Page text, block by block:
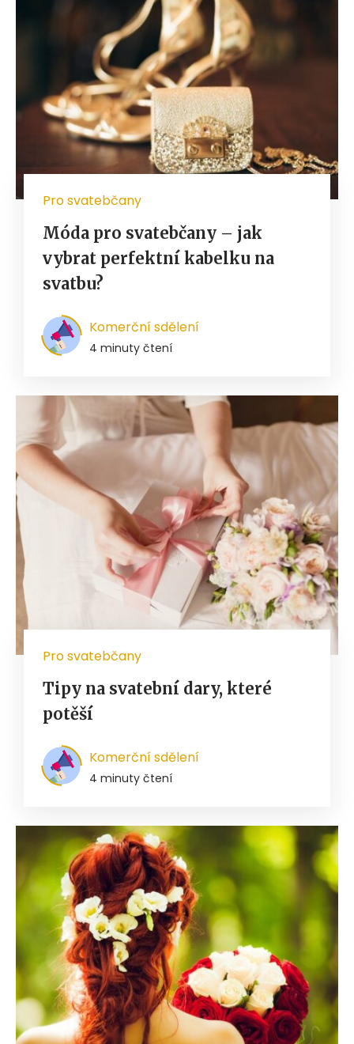
Pro svatebčany
Móda pro svatebčany – jak
vybrat perfektní kabelku na
svatbu?
Komerční sdělení
4 minuty čtení
Pro svatebčany
Tipy na svatební dary, které
potěší
Komerční sdělení
4 minuty čtení